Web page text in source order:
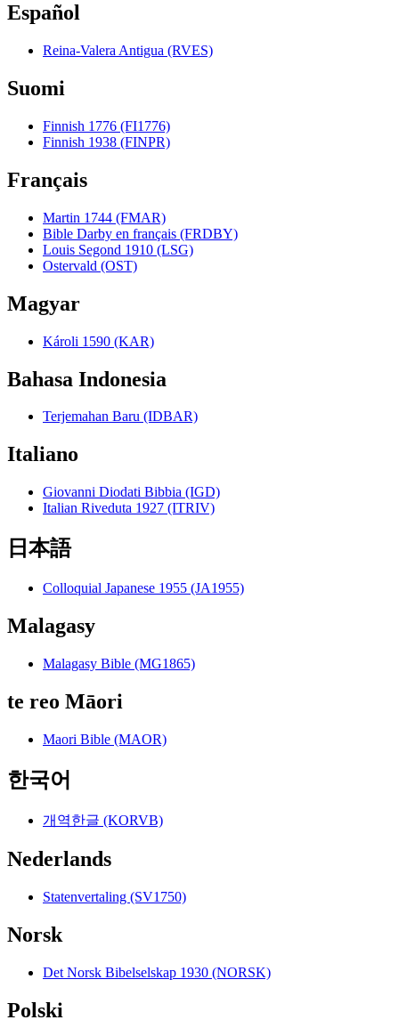
Español
Reina-Valera Antigua (RVES)
Suomi
Finnish 1776 (FI1776)
Finnish 1938 (FINPR)
Français
Martin 1744 (FMAR)
Bible Darby en français (FRDBY)
Louis Segond 1910 (LSG)
Ostervald (OST)
Magyar
Károli 1590 (KAR)
Bahasa Indonesia
Terjemahan Baru (IDBAR)
Italiano
Giovanni Diodati Bibbia (IGD)
Italian Riveduta 1927 (ITRIV)
日本語
Colloquial Japanese 1955 (JA1955)
Malagasy
Malagasy Bible (MG1865)
te reo Māori
Maori Bible (MAOR)
한국어
개역한글 (KORVB)
Nederlands
Statenvertaling (SV1750)
Norsk
Det Norsk Bibelselskap 1930 (NORSK)
Polski